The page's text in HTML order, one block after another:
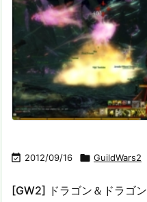
 2012/09/16  GuildWars2
[GW2] ドラゴン＆ドラゴン